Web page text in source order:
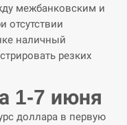
межбанковским и
отсутствии
наличный
резких
1-7 июня
доллара в первую